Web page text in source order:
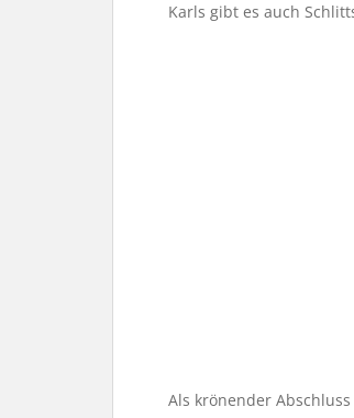
Karls gibt es auch
Als krönender